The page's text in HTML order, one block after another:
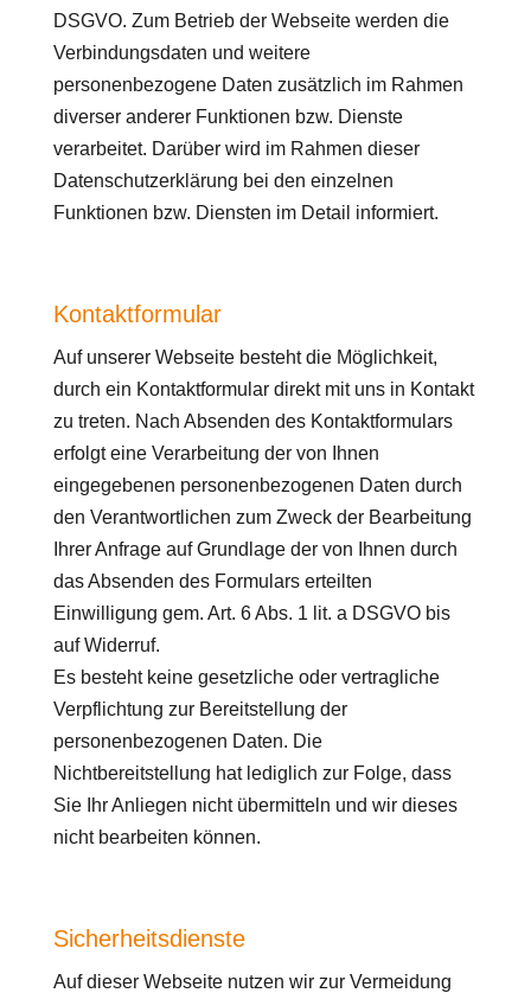
DSGVO. Zum Betrieb der Webseite werden die
Verbindungsdaten und weitere
personenbezogene Daten zusätzlich im Rahmen
diverser anderer Funktionen bzw. Dienste
verarbeitet. Darüber wird im Rahmen dieser
Datenschutzerklärung bei den einzelnen
Funktionen bzw. Diensten im Detail informiert.
Kontaktformular
Auf unserer Webseite besteht die Möglichkeit,
durch ein Kontaktformular direkt mit uns in Kontakt
zu treten. Nach Absenden des Kontaktformulars
erfolgt eine Verarbeitung der von Ihnen
eingegebenen personenbezogenen Daten durch
den Verantwortlichen zum Zweck der Bearbeitung
Ihrer Anfrage auf Grundlage der von Ihnen durch
das Absenden des Formulars erteilten
Einwilligung gem. Art. 6 Abs. 1 lit. a DSGVO bis
auf Widerruf.
Es besteht keine gesetzliche oder vertragliche
Verpflichtung zur Bereitstellung der
personenbezogenen Daten. Die
Nichtbereitstellung hat lediglich zur Folge, dass
Sie Ihr Anliegen nicht übermitteln und wir dieses
nicht bearbeiten können.
Sicherheitsdienste
Auf dieser Webseite nutzen wir zur Vermeidung